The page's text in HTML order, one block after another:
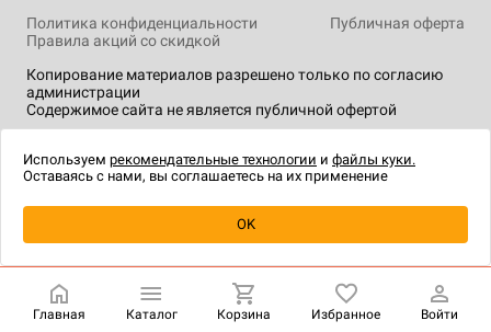
Уведомить о наличии
Копирование материалов разрешено только по согласию
администрации
Содержимое сайта не является публичной офертой
Политика конфиденциальности
Публичная оферта
Правила акций со скидкой
технологии.
Главная Каталог Корзина Избранное Войти
Используем рекомендательные технологии и файлы куки.
Оставаясь с нами, вы соглашаетесь на их применение
OK